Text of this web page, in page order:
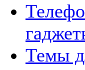
Темы